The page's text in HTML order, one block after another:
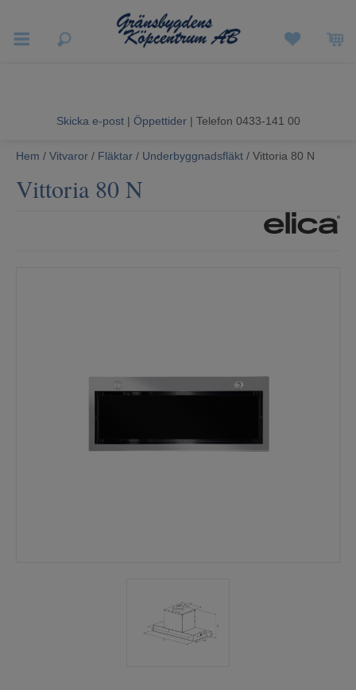
Sommarrea
Vitvaror
Hushållsapparater
Skicka e-post | Öppettider| Telefon 0433-141 00
Hem / Vitvaror / Fläktar / Underbyggnadsfläkt / Vittoria 80 N
Vittoria 80 N